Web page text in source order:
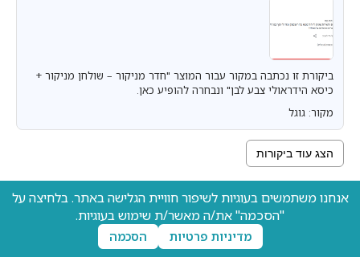
ביקורת זו נכתבה במקור עבור המוצר "חדר מניקור – שולחן מניקור +
כיסא הידראולי צבע לבן" ונבחרה להופיע כאן.
מקור: גוגל
הצג עוד ביקורות
אנחנו משתמשים בעוגיות לשיפור חוויית הגלישה באתר. בלחיצה על
"הסכמה" את/ה מאשר/ת שימוש בעוגיות.
מדיניות פרטיות הסכמה